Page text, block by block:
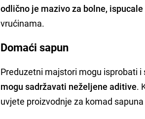
odlično je mazivo za bolne, ispucale
vrućinama.
Domaći sapun
Preduzetni majstori mogu isprobati
mogu sadržavati neželjene aditive.
uvjete proizvodnje za komad